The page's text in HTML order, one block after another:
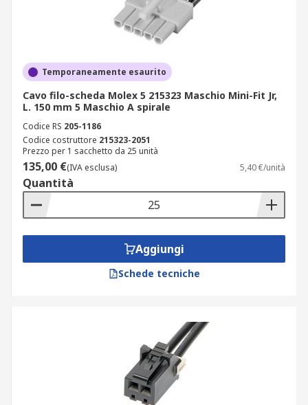
Temporaneamente esaurito
Cavo filo-scheda Molex 5 215323 Maschio Mini-Fit Jr,
L. 150 mm 5 Maschio A spirale
Codice RS 205-1186
Codice costruttore 215323-2051
Prezzo per 1 sacchetto da 25 unità
135,00 €(IVA esclusa) 5,40 €/unità
Quantità
Aggiungi
Schede tecniche